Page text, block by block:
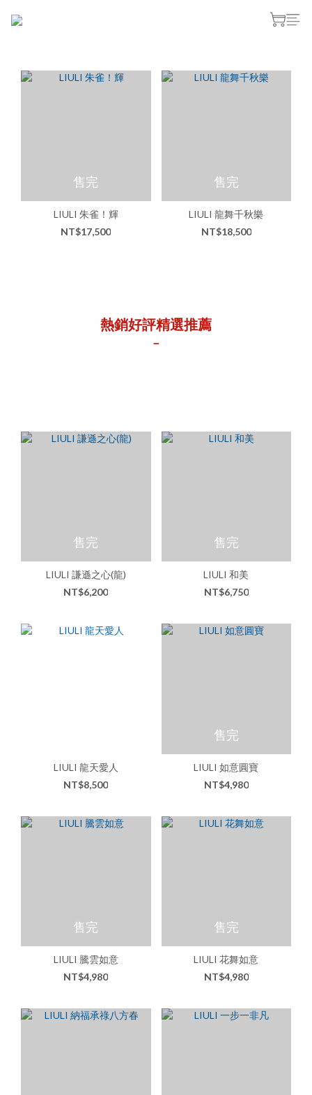
售完
LIULI 朱雀！輝
NT$17,500
售完
LIULI 龍舞千秋樂
NT$18,500
熱銷好評精選推薦
－
售完
LIULI 謙遜之心(龍)
NT$6,200
售完
LIULI 和美
NT$6,750
LIULI 龍天愛人
NT$8,500
售完
LIULI 如意圓寶
NT$4,980
售完
LIULI 騰雲如意
NT$4,980
售完
LIULI 花舞如意
NT$4,980